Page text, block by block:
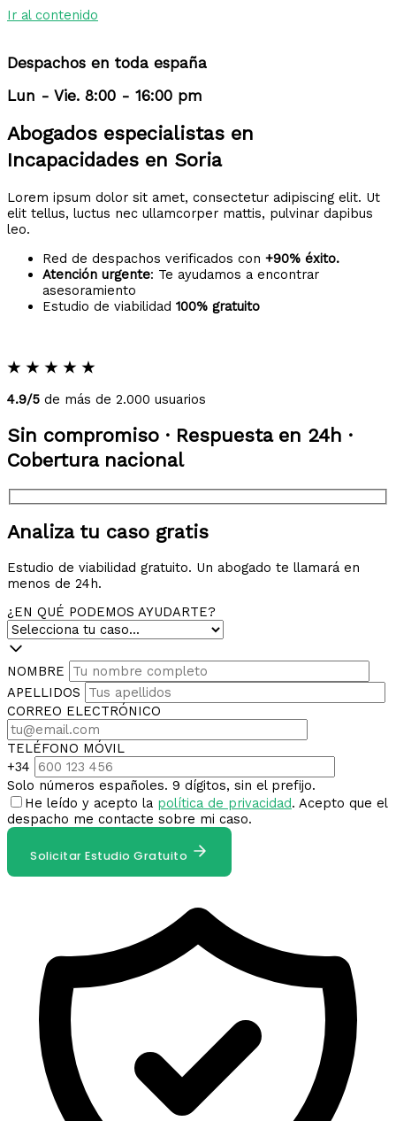
Ir al contenido
Despachos en toda españa
Lun - Vie. 8:00 - 16:00 pm
Abogados especialistas en
Incapacidades en Soria
Lorem ipsum dolor sit amet, consectetur adipiscing elit. Ut
elit tellus, luctus nec ullamcorper mattis, pulvinar dapibus
leo.
Red de despachos verificados con +90% éxito.
Atención urgente: Te ayudamos a encontrar
asesoramiento
Estudio de viabilidad 100% gratuito
★ ★ ★ ★ ★
4.9/5 de más de 2.000 usuarios
Sin compromiso · Respuesta en 24h ·
Cobertura nacional
Analiza tu caso gratis
Estudio de viabilidad gratuito. Un abogado te llamará en
menos de 24h.
¿EN QUÉ PODEMOS AYUDARTE?
NOMBRE
APELLIDOS
CORREO ELECTRÓNICO
TELÉFONO MÓVIL
+34
Solo números españoles. 9 dígitos, sin el prefijo.
He leído y acepto la política de privacidad. Acepto que el
despacho me contacte sobre mi caso.
Solicitar Estudio Gratuito